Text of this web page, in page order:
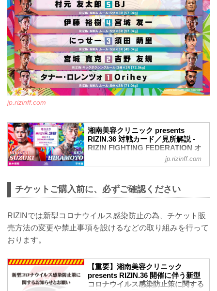
jp.rizinff.com
湘南美容クリニック presents
RIZIN.36 対戦カード／見所解説 -
RIZIN FIGHTING FEDERATION オ
ーンやストロングポイントを把握すれ
ば、試合観戦がもっと楽しくなる！観戦
※見所解説は随時更新いたします。
PPV無料配信・払い戻し／観戦チケット
ご購入者へ払い戻し／PPS・PPV視聴チ
presents RIZIN.36において、当初メイン
イベントに出場を予定しておりました朝
倉海の欠場に伴い、RIZIN STR...
jp.rizinff.com
チケットご購入前に、必ずご確認ください
RIZINでは新型コロナウイルス感染防止の為、チケット販
売方法の変更や禁止事項を設けるなどの取り組みを行って
おります。
【重要】湘南美容クリニック
presents RIZIN.36 開催に伴う新型
コロナウイルス感染防止策に関する